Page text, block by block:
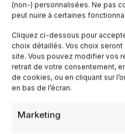
(non-) personnalisées. Ne pas
peut nuire à certaines
Cliquez ci-dessous pour
choix détaillés. Vos choix
site. Vous pouvez modifier vos
retrait de votre consentement,
de cookies, ou en cliquant sur
en bas de l’écran.
Marketing
Toscane
Lombardia
Trentin